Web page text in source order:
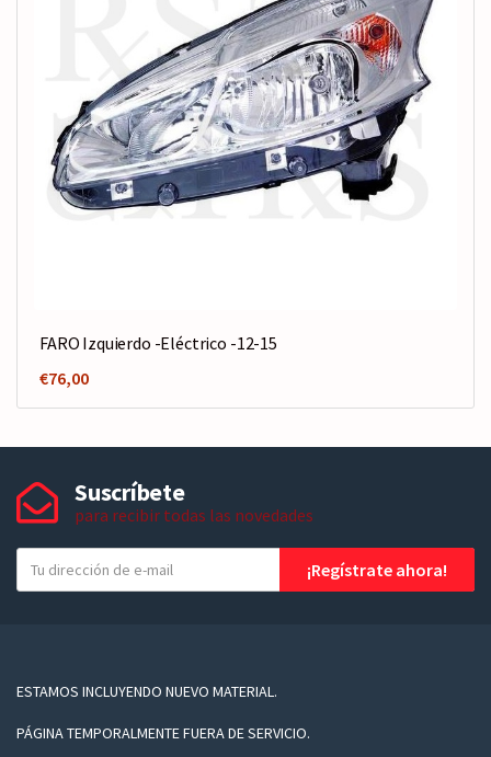
FARO Izquierdo -Eléctrico -12-15
€76,00
Suscríbete
para recibir todas las novedades
u
a
l
¡Regístrate ahora!
ESTAMOS INCLUYENDO NUEVO MATERIAL.
PÁGINA TEMPORALMENTE FUERA DE SERVICIO.